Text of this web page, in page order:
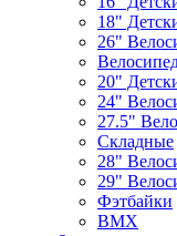
18"
26"
20"
24"
27.5"
Складные
28"
29"
Фэтбайки
BMX